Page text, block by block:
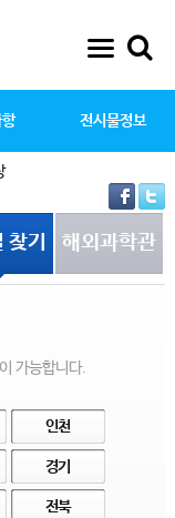
전시물정보
기 해외과학관
가능합니다.
인천
경기
전북